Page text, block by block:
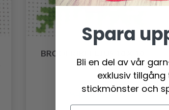
BRODERIKIT LJUS 10 X 10
CM
84.95 SEK
Spara
Bli en del av vår
exklusiv
stickmönster och